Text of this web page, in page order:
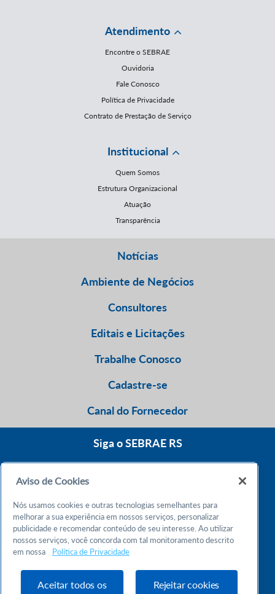
Atendimento
Encontre o SEBRAE
Ouvidoria
Fale Conosco
Política de Privacidade
Contrato de Prestação de Serviço
Institucional
Quem Somos
Estrutura Organizacional
Atuação
Transparência
Notícias
Ambiente de Negócios
Consultores
Editais e Licitações
Trabalhe Conosco
Cadastre-se
Canal do Fornecedor
Siga o SEBRAE RS
Atendimento 24h
Chame no WhatsApp
Atendimento das 9h às 18h
Aviso de Cookies
Nós usamos cookies e outras tecnologias semelhantes para
melhorar a sua experiência em nossos serviços, personalizar
publicidade e recomendar conteúdo de seu interesse. Ao utilizar
nossos serviços, você concorda com tal monitoramento descrito
em nossa
Política de Privacidade
Aceitar todos os
Rejeitar cookies